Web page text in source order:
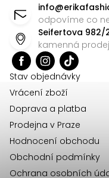
info@
odpovíme co
Seifertova 982/
kamenná
Stav objednávky
Vrácení zboží
Doprava a platba
Prodejna v Praze
Hodnocení obchodu
Obchodní podmínky
Ochrana osobních